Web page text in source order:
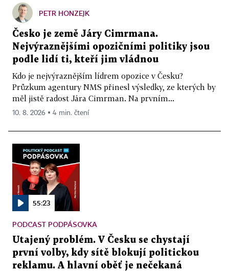
PETR HONZEJK
Česko je země Járy Cimrmana.
Nejvýraznějšími opozičními politiky jsou
podle lidí ti, kteří jim vládnou
Kdo je nejvýraznějším lídrem opozice v Česku?
Průzkum agentury NMS přinesl výsledky, ze kterých by
měl jistě radost Jára Cimrman. Na prvním...
10. 8. 2026 ▪ 4 min. čtení
55:23
PODCAST PODPÁSOVKA
Utajený problém. V Česku se chystají
první volby, kdy sítě blokují politickou
reklamu. A hlavní oběť je nečekaná